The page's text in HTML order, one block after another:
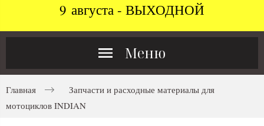
9 августа - ВЫХОДНОЙ
Меню
Главная
Запчасти и расходные материалы для
мотоциклов INDIAN